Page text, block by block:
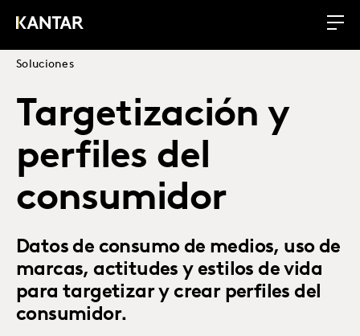
Soluciones
Targetización y
perfiles del
consumidor
Datos de consumo de medios, uso de
marcas, actitudes y estilos de vida
para targetizar y crear perfiles del
consumidor.